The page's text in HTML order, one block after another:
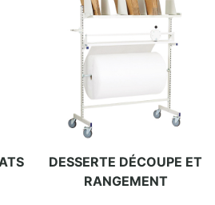
DESSERTE DÉCOUPE ET
RANGEMENT